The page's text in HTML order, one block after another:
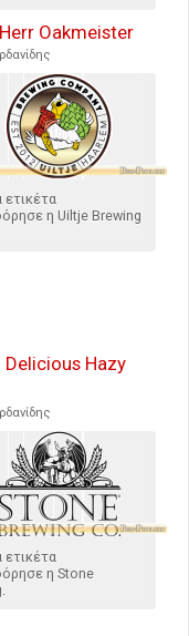
Oakmeister
ετικέτα
η Uiltje Brewing
Delicious Hazy
ετικέτα
η Stone